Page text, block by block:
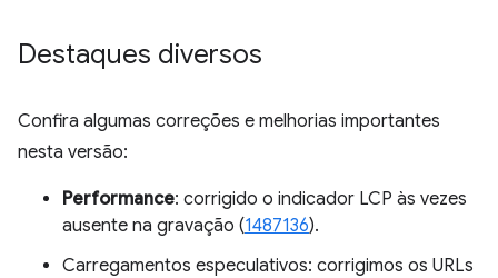
Destaques diversos
Confira algumas correções e melhorias importantes
nesta versão:
Performance: corrigido o indicador LCP às vezes
ausente na gravação (1487136).
Carregamentos especulativos: corrigimos os URLs